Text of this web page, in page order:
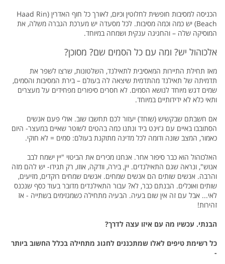
הכניסה למסיבות חופשית לחלוטין וכיום, לאורך כל חוף האדרין (Haad Rin
Beach) יש כמה וכמה מסיבות. לכל מסעדה יש מערכת הגברה משלה, את
המוסיקה שלה – והחגיגה ענקית ושמחה במיוחד.
אלכוהול יש? ומה עם כל הסמים שם? מסוכן?
מאז תחילת התיירות המאסיבית לתאילנד, השלטונות, שרצו לשפר את
תדמיתה של תאילנד מהתדמית שיצאה לה בעולם – בירת המסיבות והסמים,
שמים דגש מיוחד לנושא הסמים. לא חסרים סיפורים מפחידים על מעצרים
ותאי כלא לא ידידותיים במיוחד.
אם חשבתם שבקשיש (שוחד) יעזור לכם תחשבו שוב. אולי פעם אנשים
הסתובבו באיים עם ג'וינט ביד ונתנו כמה בהטים לשוטר שאיים במעצר- היום
כאמור, המצב שונה ודומה לכל מדינה מתוקנת בעולם: סמים = לא חוקי.
האלכוהול הוא כבר סיפור אחר. אנחנו מכירים את הביטוי "יין ישמח לבב
אנוש", ונראה שגם התאילנדים. יין, בירה, וודקה, אוזו, רק תגידו- יש להם מזה
והרבה. אנשים שותים הם אנשים שמחים. אנשים שמחים רוקדים, מזיעים,
שותים ואוכלים. הבנתם כבר, לא? עבור התאילנדים מדובר בעוד כסף שנכנס
לאי... אבל עם זה אין שום בעיה. הבעיה מתחילה כשמגזימים בשתייה - אז
זהירות!
הבנתי. עכשיו מה עם איזו עצה לדרך?
כל רשימת טיפים לאלו שמתכננים לחגוג מתחילה בכלל החשוב ביותר
-